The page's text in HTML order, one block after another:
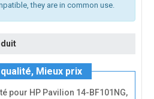
they are in common use.
Mieux prix
pour HP Pavilion 14-BF101NG,